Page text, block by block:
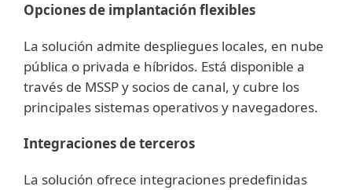
Opciones de implantación flexibles
La solución admite despliegues locales, en nube
pública o privada e híbridos. Está disponible a
través de MSSP y socios de canal, y cubre los
principales sistemas operativos y navegadores.
Integraciones de terceros
La solución ofrece integraciones predefinidas